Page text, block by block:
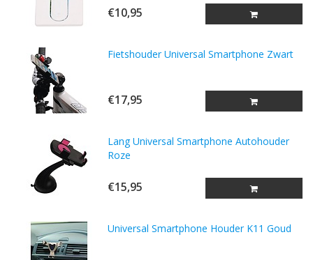
€10,95
Fietshouder Universal Smartphone Zwart
€17,95
Lang Universal Smartphone Autohouder
Roze
€15,95
Universal Smartphone Houder K11 Goud